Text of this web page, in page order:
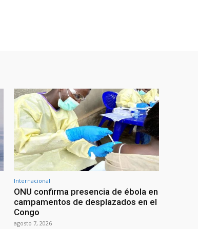
Internacional
ONU confirma presencia de ébola en
campamentos de desplazados en el
Congo
agosto 7, 2026